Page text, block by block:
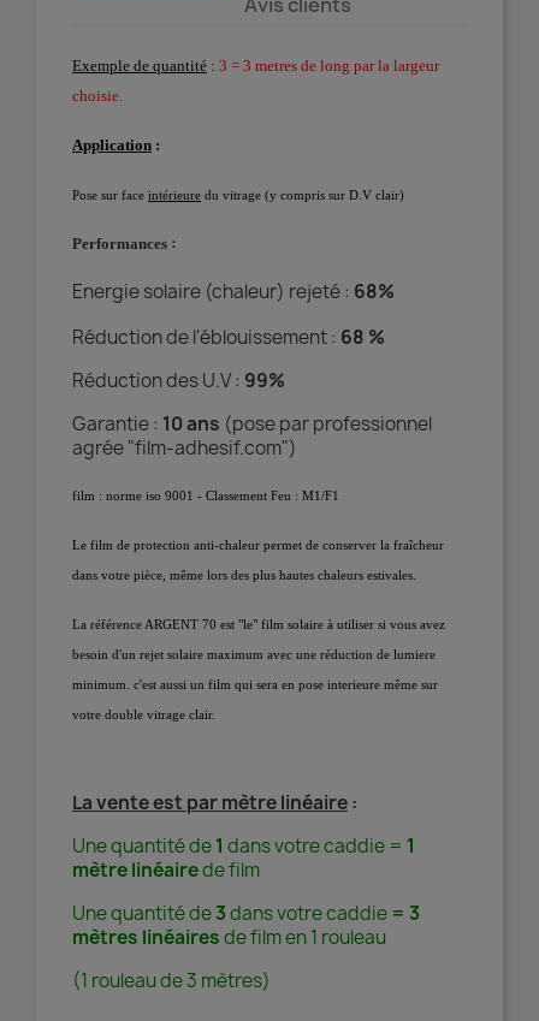
Avis clients
Exemple de quantité : 3 = 3 metres de long par la largeur
choisie.
Application :
Pose sur face intérieure du vitrage (y compris sur D.V clair)
Performances :
Energie solaire (chaleur) rejeté : 68%
Réduction de l'éblouissement : 68 %
Réduction des U.V : 99%
Garantie : 10 ans (pose par professionnel
agrée "film-adhesif.com")
film : norme iso 9001 - Classement Feu : M1/F1
Le film de protection anti-chaleur permet de conserver la fraîcheur
dans votre pièce, même lors des plus hautes chaleurs estivales.
La référence ARGENT 70 est "le" film solaire à utiliser si vous avez
besoin d'un rejet solaire maximum avec une réduction de lumiere
minimum. c'est aussi un film qui sera en pose interieure même sur
votre double vitrage clair.
La vente est par mètre linéaire:
Une quantité de1 dans votre caddie = 1
mètre linéairede film
Une quantité de3dans votre caddie = 3
mètres linéairesde film en 1 rouleau
(1 rouleau de 3 mètres)